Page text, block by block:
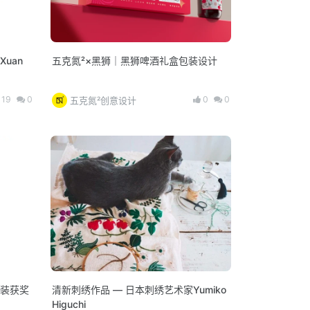
19 0
五克氮²×黑狮｜黑狮啤酒礼盒包装设计
五克氮²创意设计 0 0
获奖
清新刺绣作品 — 日本刺绣艺术家Yumiko
Higuchi